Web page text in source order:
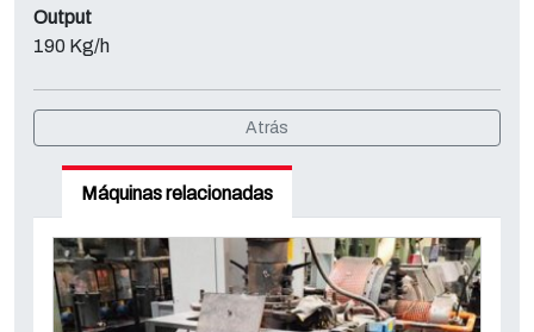
Output
190 Kg/h
Atrás
Máquinas relacionadas